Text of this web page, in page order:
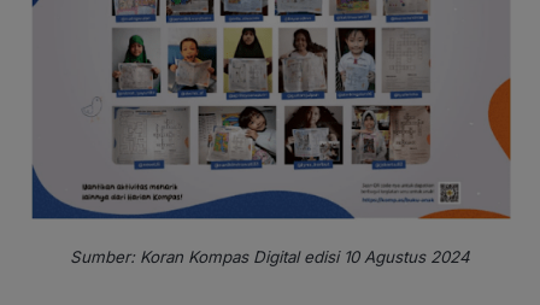
Sumber: Koran Kompas Digital edisi 10 Agustus 2024